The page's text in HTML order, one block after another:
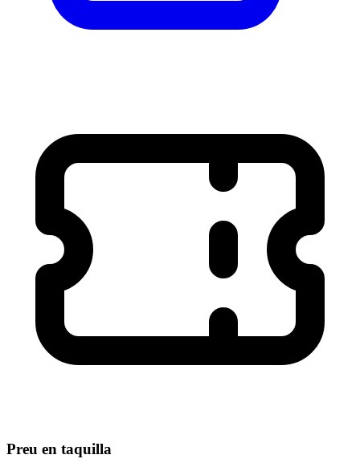
Preu en taquilla